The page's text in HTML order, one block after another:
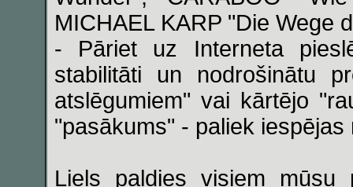
MICHAEL KARP "Die Wege
- Pāriet uz Interneta
stabilitāti un nodrošinātu
atslēgumiem" vai kārtējo
"pasākums" - paliek
Liels paldies visiem mūsu